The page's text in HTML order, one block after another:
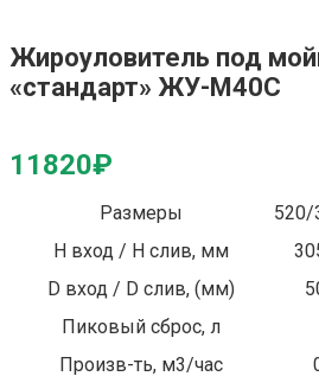
Жироуловитель под
«стандарт» ЖУ-М40С
11820₽
Размеры
520/
Н вход / Н слив, мм
D вход / D слив, (мм)
Пиковый сброс, л
Произв-ть, м3/час